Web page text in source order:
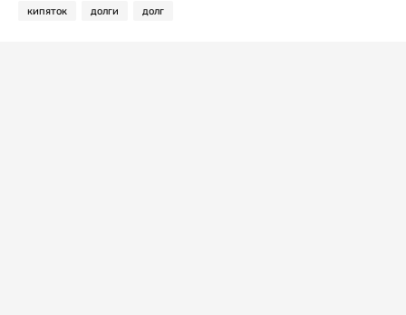
кипяток долги долг